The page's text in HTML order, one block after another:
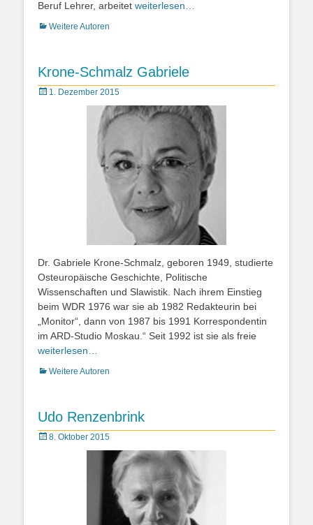
Beruf Lehrer, arbeitet weiterlesen…
Kategorien
Weitere Autoren
Krone-Schmalz Gabriele
Posted
1. Dezember 2015
Dr. Gabriele Krone-Schmalz, geboren 1949, studierte
Osteuropäische Geschichte, Politische
Wissenschaften und Slawistik. Nach ihrem Einstieg
beim WDR 1976 war sie ab 1982 Redakteurin bei
„Monitor“, dann von 1987 bis 1991 Korrespondentin
im ARD-Studio Moskau.“ Seit 1992 ist sie als freie
weiterlesen…
Kategorien
Weitere Autoren
Udo Renzenbrink
Posted
8. Oktober 2015